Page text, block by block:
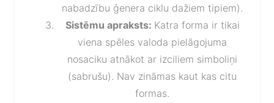
nabadzību ģenera ciklu dažiem tipiem).
Sistēmu apraksts: Katra forma ir tikai
viena spēles valoda pielāgojuma
nosaciku atnākot ar izciliem simboliņi
(sabrušu). Nav zināmas kaut kas citu
formas.